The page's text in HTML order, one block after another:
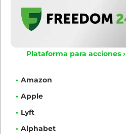
Plataforma para acciones ›
Amazon
Apple
Lyft
Alphabet